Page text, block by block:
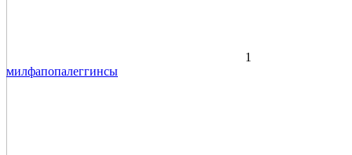
1
милфапопалеггинсы